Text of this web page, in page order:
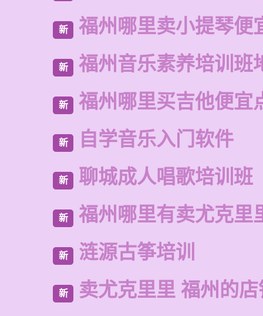
新 福州哪里卖小提琴便
新 福州音乐素养培训班
新 福州哪里买吉他便宜
新 自学音乐入门软件
新 聊城成人唱歌培训班
新 福州哪里有卖尤克里
新 涟源古筝培训
新 卖尤克里里 福州的